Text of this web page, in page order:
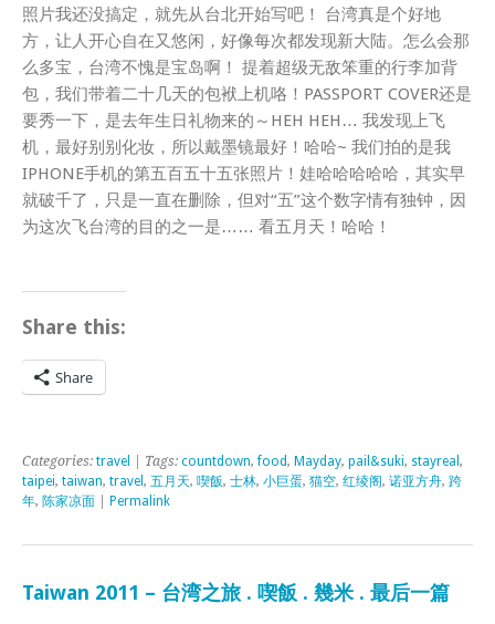
照片我还没搞定，就先从台北开始写吧！ 台湾真是个好地
方，让人开心自在又悠闲，好像每次都发现新大陆。怎么会那
么多宝，台湾不愧是宝岛啊！ 提着超级无敌笨重的行李加背
包，我们带着二十几天的包袱上机咯！PASSPORT COVER还是
要秀一下，是去年生日礼物来的～HEH HEH… 我发现上飞
机，最好别别化妆，所以戴墨镜最好！哈哈~ 我们拍的是我
IPHONE手机的第五百五十五张照片！娃哈哈哈哈哈，其实早
就破千了，只是一直在删除，但对“五”这个数字情有独钟，因
为这次飞台湾的目的之一是…… 看五月天！哈哈！
Share this:
Share
Categories: travel | Tags: countdown,food, Mayday, pail&suki, stayreal ,
taipei, taiwan, travel , 五月天, 喫飯, 士林, 小巨蛋, 猫空, 红绫阁, 诺亚方舟, 跨
年, 陈家凉面 Permalink
Taiwan 2011 – 台湾之旅 . 喫飯 . 幾米 . 最后一篇